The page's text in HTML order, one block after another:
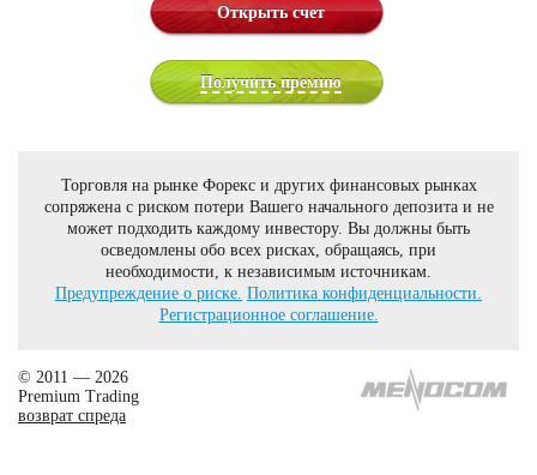
Открыть счет
Получить премию
Торговля на рынке Форекс и других финансовых рынках
сопряжена с риском потери Вашего начального депозита и не
может подходить каждому инвестору. Вы должны быть
осведомлены обо всех рисках, обращаясь, при
необходимости, к независимым источникам.
Предупреждение о риске. Политика конфиденциальности.
Регистрационное соглашение.
© 2011 — 2026
Premium Trading
возврат спреда